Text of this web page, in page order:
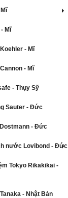
Mĩ
- Mĩ
- Mĩ
- Thụy Sỹ
Sauter - Đức
- Đức
nước Lovibond - Đức
Tokyo Rikakikai -
- Nhật Bản